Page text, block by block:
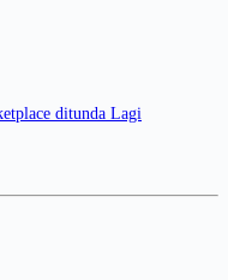
ditunda Lagi